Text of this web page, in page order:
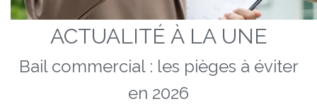
ACTUALITÉ À LA UNE
Bail commercial : les pièges à éviter
en 2026